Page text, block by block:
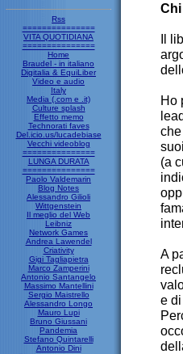
Rss
===============
VITA QUOTIDIANA
===============
Home
Braudel - in italiano
Digitalia & EquiLiber
Video e audio
Italy
Media (.com e .it)
Culture splash
Effetto memo
Technorati faves
Del.icio.us/lucadebiase
Vecchi videoblog
===============
LUNGA DURATA
===============
Paolo Valdemarin
Blog Notes
Alessandro Gilioli
Wittgenstein
Il meglio del Web
Leibniz
Network Games
Andrea Lawendel
Criativity
Gigi Tagliapietra
Marco Zamperini
Antonio Santangelo
Massimo Mantellini
Sergio Maistrello
Alessandro Longo
Mauro Lupi
Bruno Giussani
Pandemia
Stefano Quintarelli
Antonio Dini
Il
Ho
(a
A
e